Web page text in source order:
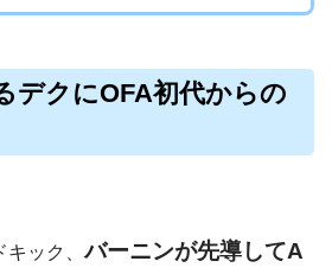
デクにOFA初代からの
キック、バーニンが先導してA